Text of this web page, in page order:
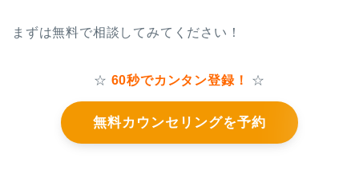
まずは無料で相談してみてください！
☆ 60秒でカンタン登録！ ☆
無料カウンセリングを予約